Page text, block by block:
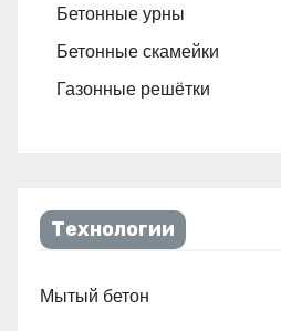
Бетонные урны
Бетонные скамейки
Газонные решётки
Технологии
Мытый бетон